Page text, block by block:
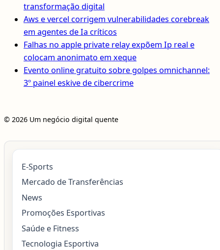
transformação digital
Aws e vercel corrigem vulnerabilidades corebreak
em agentes de Ia críticos
Falhas no apple private relay expõem Ip real e
colocam anonimato em xeque
Evento online gratuito sobre golpes omnichannel:
3º painel eskive de cibercrime
© 2026 Um negócio digital quente
E-Sports
Mercado de Transferências
News
Promoções Esportivas
Saúde e Fitness
Tecnologia Esportiva